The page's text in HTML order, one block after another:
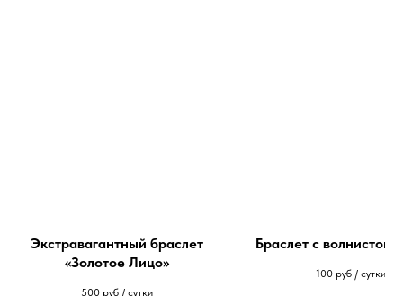
Экстравагантный браслет
«Золотое Лицо»
500 руб / сутки
Браслет с волнистой
100 руб / сутки